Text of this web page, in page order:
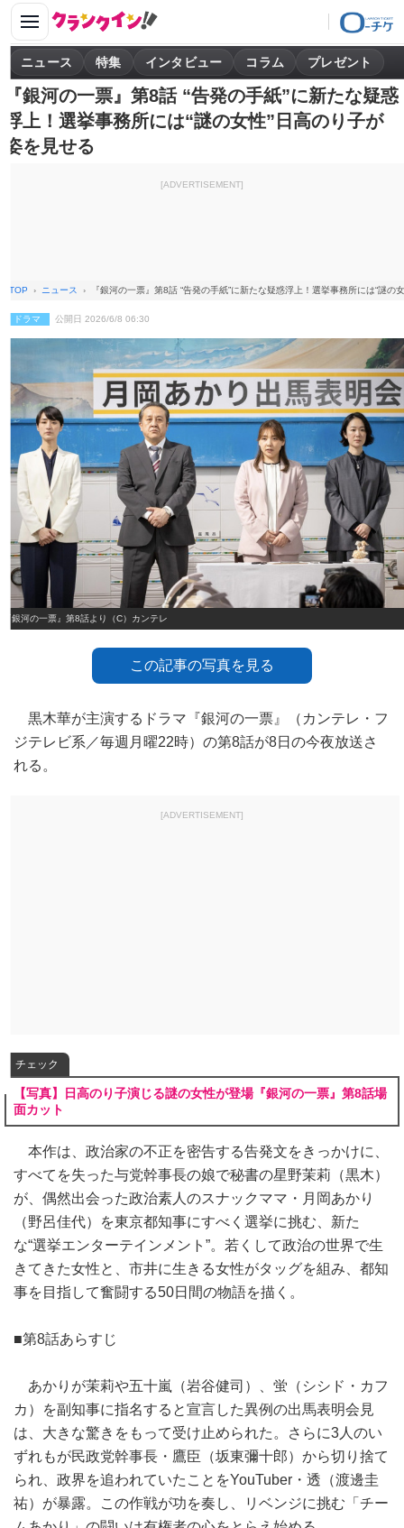
ニュース 特集 インタビュー コラム プレゼント
『銀河の一票』第8話 “告発の手紙”に新たな疑惑
浮上！選挙事務所には“謎の女性”日高のり子が
姿を見せる
[ADVERTISEMENT]
TOP ニュース 『銀河の一票』第8話 “告発の手紙”に新たな疑惑浮上！選挙事務所には“謎の
ドラマ 公開日 2026/6/8 06:30
『銀河の一票』第8話より（C）カンテレ
この記事の写真を見る
黒木華が主演するドラマ『銀河の一票』（カンテレ・フ
ジテレビ系／毎週月曜22時）の第8話が8日の今夜放送さ
れる。
[ADVERTISEMENT]
チェック
【写真】日高のり子演じる謎の女性が登場『銀河の一票』第8話場
面カット
本作は、政治家の不正を密告する告発文をきっかけに、
すべてを失った与党幹事長の娘で秘書の星野茉莉（黒木）
が、偶然出会った政治素人のスナックママ・月岡あかり
（野呂佳代）を東京都知事にすべく選挙に挑む、新た
な“選挙エンターテインメント”。若くして政治の世界で生
きてきた女性と、市井に生きる女性がタッグを組み、都知
事を目指して奮闘する50日間の物語を描く。
■第8話あらすじ
あかりが茉莉や五十嵐（岩谷健司）、蛍（シシド・カフ
カ）を副知事に指名すると宣言した異例の出馬表明会見
は、大きな驚きをもって受け止められた。さらに3人のい
ずれもが民政党幹事長・鷹臣（坂東彌十郎）から切り捨て
られ、政界を追われていたことをYouTuber・透（渡邊圭
祐）が暴露。この作戦が功を奏し、リベンジに挑む「チー